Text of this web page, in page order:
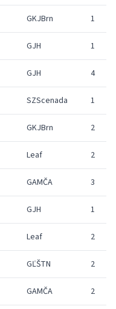
GKJBrn 1
GJH 1
GJH 4
SZScenada 1
GKJBrn 2
Leaf 2
GAMČA 3
GJH 1
Leaf 2
GĽŠTN 2
GAMČA 2